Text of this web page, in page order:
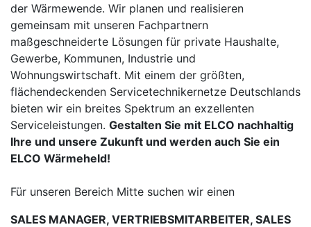
der Wärmewende. Wir planen und realisieren
gemeinsam mit unseren Fachpartnern
maßgeschneiderte Lösungen für private Haushalte,
Gewerbe, Kommunen, Industrie und
Wohnungswirtschaft. Mit einem der größten,
flächendeckenden Servicetechnikernetze Deutschlands
bieten wir ein breites Spektrum an exzellenten
Serviceleistungen. Gestalten Sie mit ELCO nachhaltig
Ihre und unsere Zukunft und werden auch Sie ein
ELCO Wärmeheld!
Für unseren Bereich Mitte suchen wir einen
SALES MANAGER, VERTRIEBSMITARBEITER, SALES